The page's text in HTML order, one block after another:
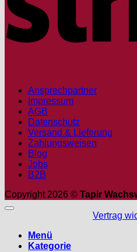
Ansprechpartner
Impressum
AGB
Datenschutz
Versand & Lieferung
Zahlungsweisen
Blog
Jobs
B2B
Copyright 2026 © Tapir
Vertrag
Menü
Kategorie